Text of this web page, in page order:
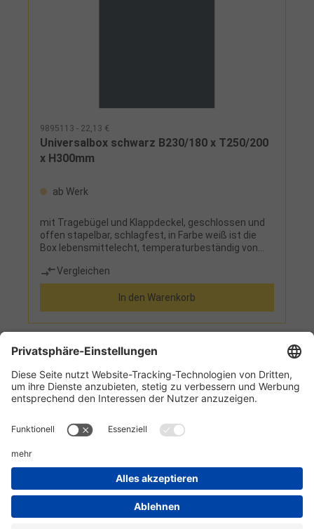
9895113 - 22,13 €
Universalbox schwarz B230/180 x T250/200
x H300mm
ab Werk
mit Tragebügel und Klappdeckel, geschlossen und
offen stapelbar, schlagfest, in Farbe weiß ist die
Box lebensmittelecht, temperaturbeständig von
Vergleichen
In den Warenkorb
1 2 3
Informationen
Kundenservice